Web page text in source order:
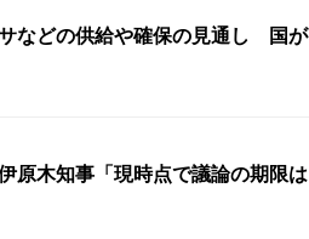
などの供給や確保の見通し 国が
原木知事「現時点で議論の期限は